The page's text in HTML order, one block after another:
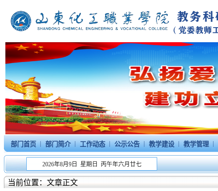
部门首页 | 部门简介 | 工作动态 | 公示公告 | 教学建设 | 教学管理 |
2026年8月9日 星期日 丙午年六月廿七
当前位置：文章正文